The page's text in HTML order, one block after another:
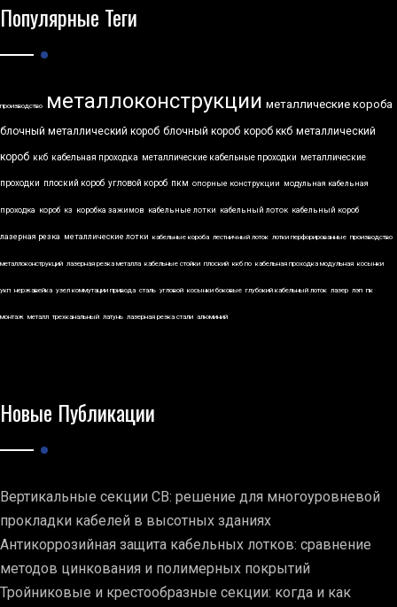
Популярные Теги
производство металлоконструкции металлические короба
блочный металлический короб блочный короб короб ккб металлический
короб ккб кабельная проходка металлические кабельные проходки металлические
проходки плоский короб угловой короб пкм опорные конструкции модульная кабельная
проходка короб кз коробка зажимов кабельные лотки кабельный лоток кабельный короб
лазерная резка металлические лотки кабельные короба лестничный лоток лотки перфорированные производство
металлоконструкций лазерная резка металла кабельные стойки плоский ккб по кабельная проходка модульная косынки
укп нержавейка узел коммутации привода сталь угловой косынки боковые глубокий кабельный лоток лазер лэп пк
монтаж металл трехканальный латунь лазерная резка стали алюминий
Новые Публикации
Вертикальные секции СВ: решение для многоуровневой
прокладки кабелей в высотных зданиях
Антикоррозийная защита кабельных лотков: сравнение
методов цинкования и полимерных покрытий
Тройниковые и крестообразные секции: когда и как